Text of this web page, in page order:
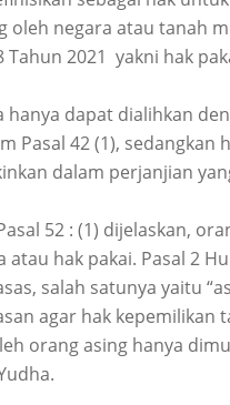
oleh negara atau tanah
Tahun 2021 yakni hak
hanya dapat dialihkan
Pasal 42 (1),
dalam perjanjian
52 : (1) dijelaskan,
atau hak pakai. Pasal 2
salah satunya yaitu
agar hak kepemilikan
orang asing hanya